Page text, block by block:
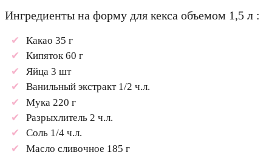
Ингредиенты на форму для кекса объемом 1,5 л :
Какао 35 г
Кипяток 60 г
Яйца 3 шт
Ванильный экстракт 1/2 ч.л.
Мука 220 г
Разрыхлитель 2 ч.л.
Соль 1/4 ч.л.
Масло сливочное 185 г